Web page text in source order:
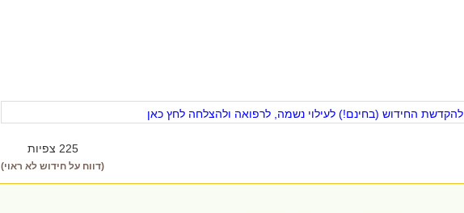
להקדשת החידוש (בחינם!) לעילוי נשמה, לרפואה ולהצלחה לחץ כאן
225 צפיות
(דווח על חידוש לא ראוי)